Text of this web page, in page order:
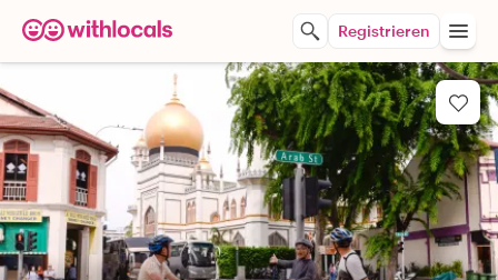
Registrieren